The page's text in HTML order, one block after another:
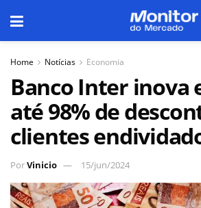
Home Notícias Economia
Banco Inter inova
até 98% de
clientes
PorVinicio 15/jun/2024